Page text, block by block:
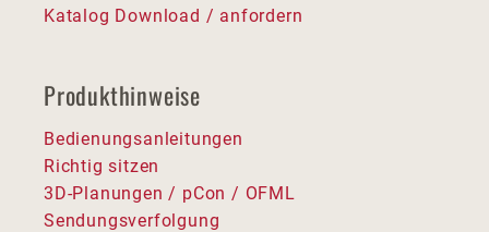
Katalog Download / anfordern
Produkthinweise
Bedienungsanleitungen
Richtig sitzen
3D-Planungen / pCon / OFML
Sendungsverfolgung